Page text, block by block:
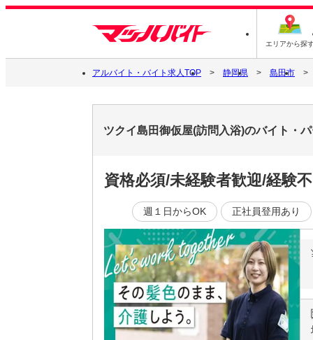
エリアから探
アルバイト・バイト求人TOP 静岡県 島田市
ツクイ島田御仮屋(訪問入浴)のバイト・
資格必須/未経験者歓迎/経験
週１日からOK 正社員登用あり